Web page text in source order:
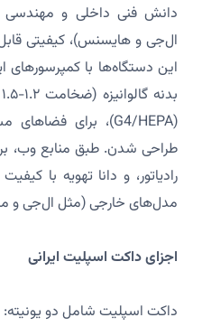
دانش فنی داخلی و
ال‌جی و هایسنس)، کیفیتی
طراحی شدن. طبق منابع وب،
مدل‌های خارجی (مثل ال‌جی و
اجزای داکت اسپلیت ایرانی
داکت اسپلیت شامل دو یونیته: